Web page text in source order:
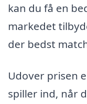
kan du få en
markedet
der bedst
Udover prisen
spiller ind, når